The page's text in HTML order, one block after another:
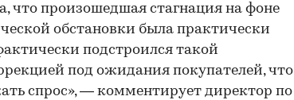
что произошедшая стагнация на фоне
обстановки была практически
подстроился такой
под ожидания покупателей, что
спрос», — комментирует директор по